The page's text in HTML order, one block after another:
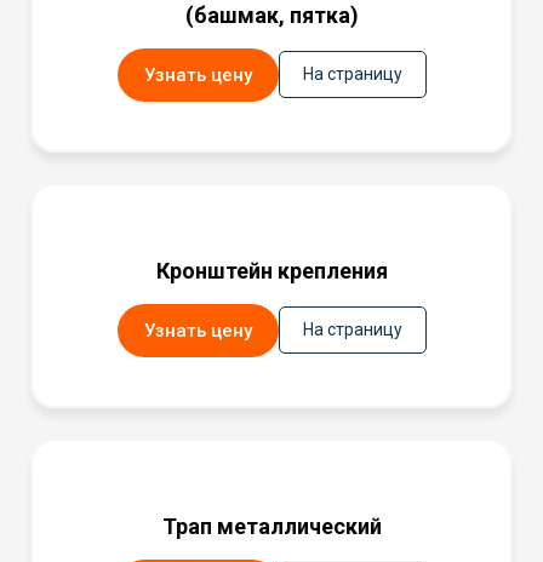
(башмак, пятка)
Узнать цену На страницу
Кронштейн крепления
Узнать цену На страницу
Трап металлический